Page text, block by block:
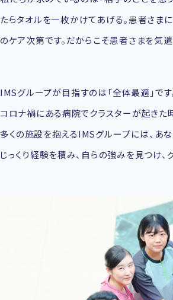
たらタオルを一枚かけてあげる。患者さま
のケア次第です。だからこそ患者さまを気
IMSグループが目指すのは「全体最適」で
コロナ禍にある病院でクラスターが起きた
多くの施設を抱えるIMSグループには、あ
じっくり経験を積み、自らの強みを見つけ